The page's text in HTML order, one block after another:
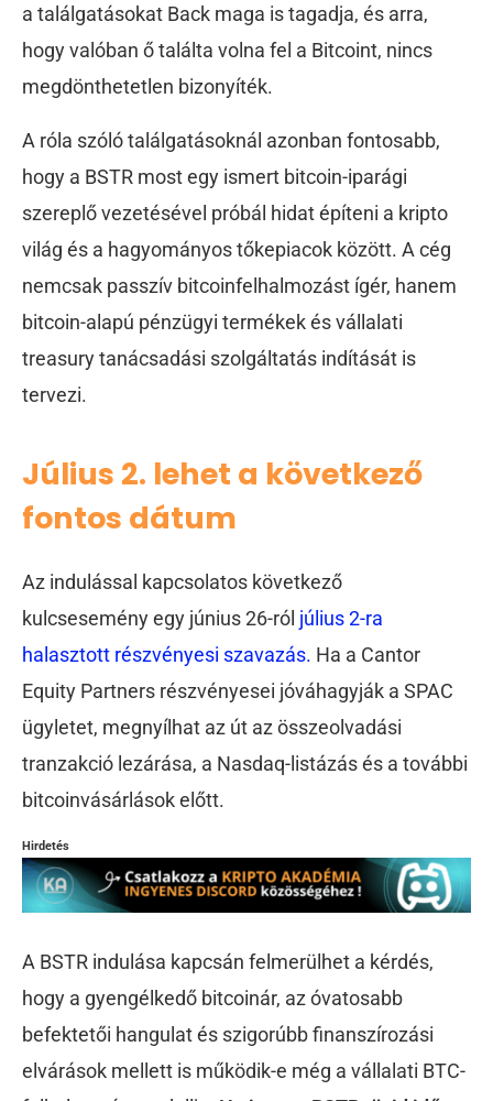
a találgatásokat Back maga is tagadja, és arra,
hogy valóban ő találta volna fel a Bitcoint, nincs
megdönthetetlen bizonyíték.
A róla szóló találgatásoknál azonban fontosabb,
hogy a BSTR most egy ismert bitcoin-iparági
szereplő vezetésével próbál hidat építeni a kripto
világ és a hagyományos tőkepiacok között. A cég
nemcsak passzív bitcoinfelhalmozást ígér, hanem
bitcoin-alapú pénzügyi termékek és vállalati
treasury tanácsadási szolgáltatás indítását is
tervezi.
Július 2. lehet a következő
fontos dátum
Az indulással kapcsolatos következő
kulcsesemény egy június 26-ról július 2-ra
halasztott részvényesi szavazás. Ha a Cantor
Equity Partners részvényesei jóváhagyják a SPAC
ügyletet, megnyílhat az út az összeolvadási
tranzakció lezárása, a Nasdaq-listázás és a további
bitcoinvásárlások előtt.
Hirdetés
A BSTR indulása kapcsán felmerülhet a kérdés,
hogy a gyengélkedő bitcoinár, az óvatosabb
befektetői hangulat és szigorúbb finanszírozási
elvárások mellett is működik-e még a vállalati BTC-